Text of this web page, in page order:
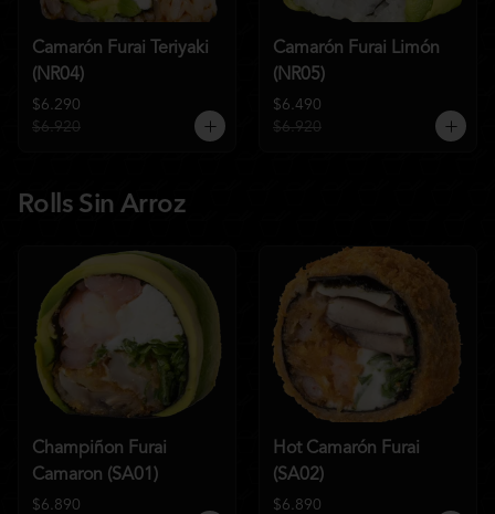
Camarón Furai Teriyaki
(NR04)
$6.290
$6.920
Camarón Furai Limón
(NR05)
$6.490
$6.920
Rolls Sin Arroz
Champiñon Furai
Camaron (SA01)
$6.890
Hot Camarón Furai
(SA02)
$6.890